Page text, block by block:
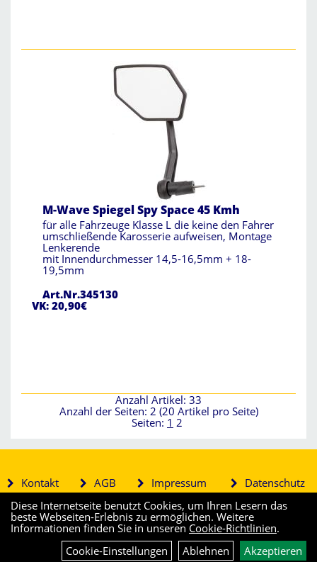
M-Wave Spiegel Spy Space 45 Kmh
für alle Fahrzeuge Klasse L die keine den Fahrer
umschließende Karosserie aufweisen, Montage
Lenkerende
mit Innendurchmesser 14,5-16,5mm + 18-
19,5mm
Art.Nr.345130
VK: 20,90€
Anzahl Artikel: 33
Anzahl der Seiten: 2 (20 Artikel pro Seite)
Seiten: 1 2
Kontakt AGB Impressum
Datenschutz
Diese Internetseite benutzt Cookies, um Ihren Lesern das
beste Webseiten-Erlebnis zu ermöglichen. Weitere
Informationen finden Sie in unseren Cookie-Richtlinien.
Cookie-Einstellungen
Ablehnen Akzeptieren